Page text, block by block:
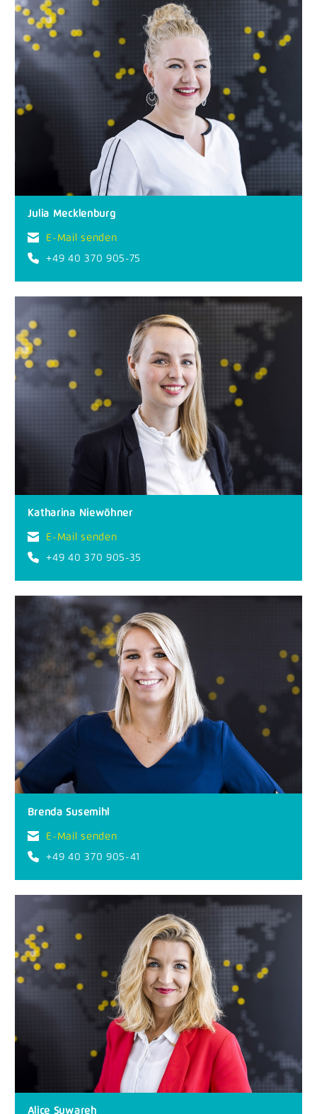
Julia Mecklenburg
E-Mail senden
+49 40 370 905-75
Katharina Niewöhner
E-Mail senden
+49 40 370 905-35
Brenda Susemihl
E-Mail senden
+49 40 370 905-41
Alice Suwareh